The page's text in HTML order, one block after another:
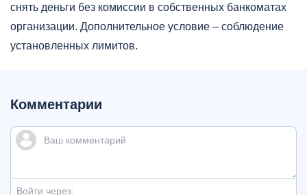
снять деньги без комиссии в собственных банкоматах
организации. Дополнительное условие – соблюдение
установленных лимитов.
Комментарии
Войти через: